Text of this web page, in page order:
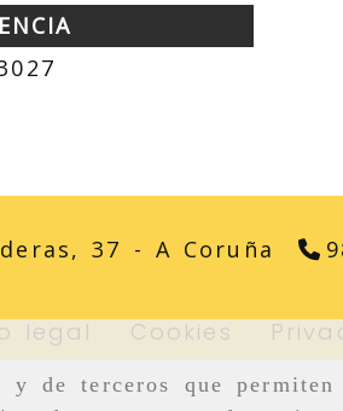
de terceros que
37 - A Coruña
legal Cookies